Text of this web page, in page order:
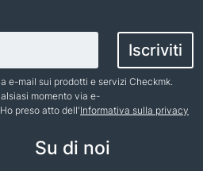
Iscriviti
e-mail sui prodotti e servizi Checkmk.
momento via e-
preso atto dell'Informativa sulla privacy
Su di noi